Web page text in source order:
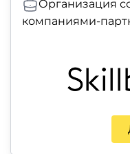
Организация
компаниями-